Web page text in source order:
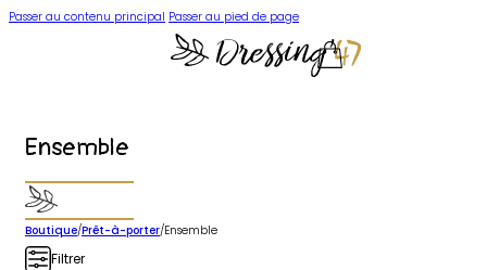
Passer au contenu principal Passer au pied de page
Ensemble
Boutique/Prêt-à-porter/Ensemble
Filtrer